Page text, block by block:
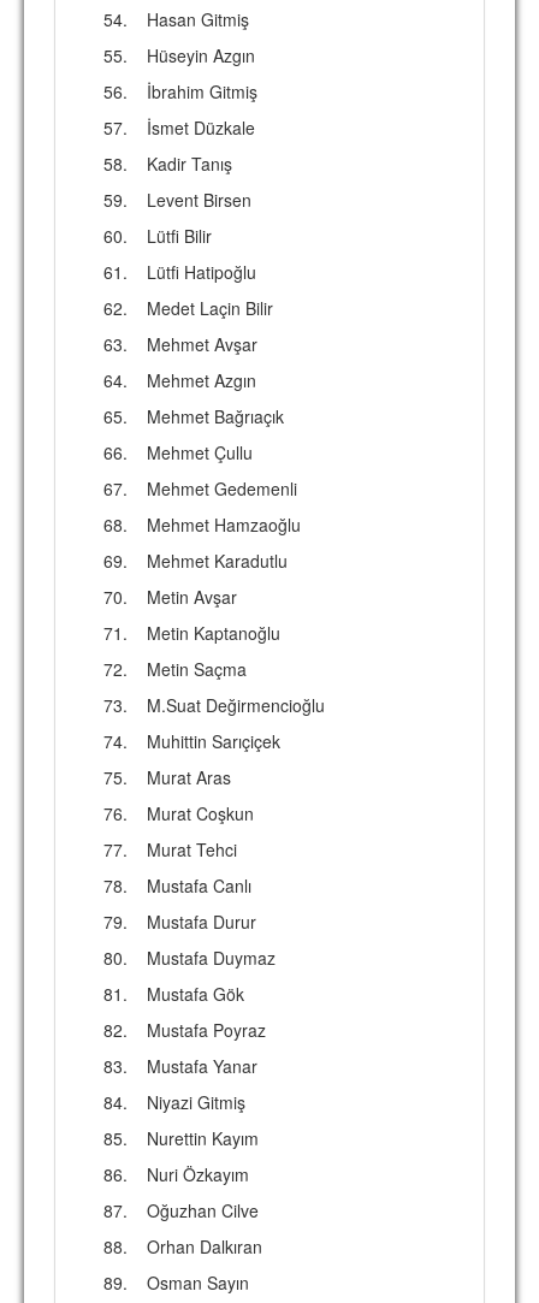
54.
Hasan Gitmiş
55.
Hüseyin Azgın
56.
İbrahim Gitmiş
57.
İsmet Düzkale
58.
Kadir Tanış
59.
Levent Birsen
60.
Lütfi Bilir
61.
Lütfi Hatipoğlu
62.
Medet Laçin Bilir
63.
Mehmet Avşar
64.
Mehmet Azgın
65.
Mehmet Bağrıaçık
66.
Mehmet Çullu
67.
Mehmet Gedemenli
68.
Mehmet Hamzaoğlu
69.
Mehmet Karadutlu
70.
Metin Avşar
71.
Metin Kaptanoğlu
72.
Metin Saçma
73.
M.Suat Değirmencioğlu
74.
Muhittin Sarıçiçek
75.
Murat Aras
76.
Murat Coşkun
77.
Murat Tehci
78.
Mustafa Canlı
79.
Mustafa Durur
80.
Mustafa Duymaz
81.
Mustafa Gök
82.
Mustafa Poyraz
83.
Mustafa Yanar
84.
Niyazi Gitmiş
85.
Nurettin Kayım
86.
Nuri Özkayım
87.
Oğuzhan Cilve
88.
Orhan Dalkıran
89.
Osman Sayın